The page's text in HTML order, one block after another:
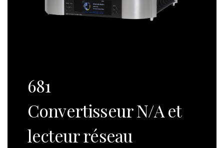
681
Convertisseur N/A et
lecteur réseau